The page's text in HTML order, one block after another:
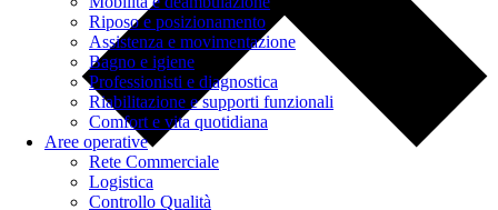
Riposo e posizionamento
Assistenza e movimentazione
Bagno e igiene
Professionisti e diagnostica
Riabilitazione e supporti funzionali
Comfort e vita quotidiana
Aree operative
Rete Commerciale
Logistica
Controllo Qualità